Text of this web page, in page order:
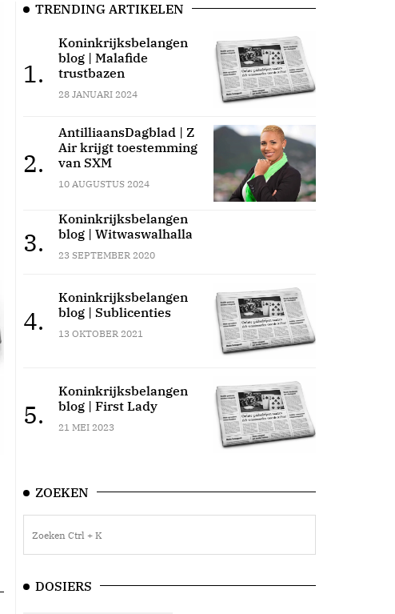
TRENDING ARTIKELEN
1.
Koninkrijksbelangen
blog | Malafide
trustbazen
28 JANUARI 2024
2.
AntilliaansDagblad | Z
Air krijgt toestemming
van SXM
10 AUGUSTUS 2024
3.
Koninkrijksbelangen
blog | Witwaswalhalla
23 SEPTEMBER 2020
4.
Koninkrijksbelangen
blog | Sublicenties
13 OKTOBER 2021
5.
Koninkrijksbelangen
blog | First Lady
21 MEI 2023
ZOEKEN
DOSIERS